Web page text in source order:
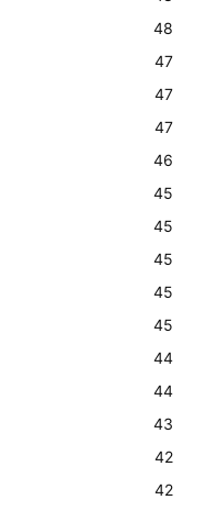
48
47
47
47
46
45
45
45
45
45
44
44
43
42
42